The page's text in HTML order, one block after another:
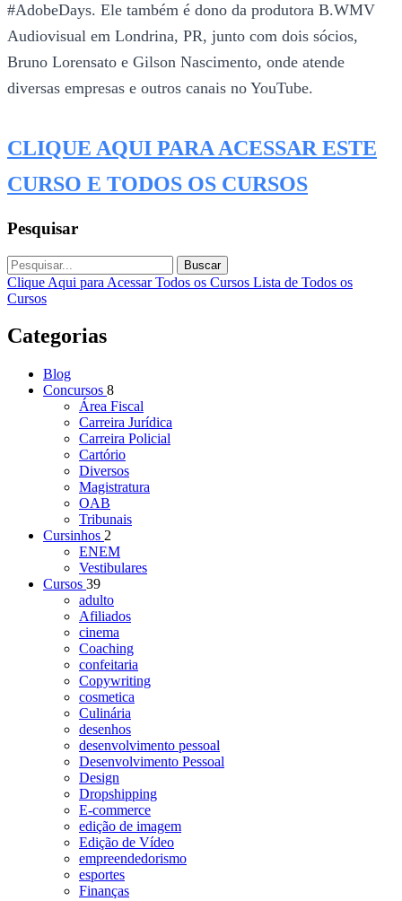
#AdobeDays. Ele também é dono da produtora B.WMV
Audiovisual em Londrina, PR, junto com dois sócios,
Bruno Lorensato e Gilson Nascimento, onde atende
diversas empresas e outros canais no YouTube.
CLIQUE AQUI PARA ACESSAR ESTE
CURSO E TODOS OS CURSOS
Pesquisar
Buscar
Clique Aqui para Acessar Todos os Cursos Lista de Todos os
Cursos
Categorias
Blog
Concursos 8
Área Fiscal
Carreira Jurídica
Carreira Policial
Cartório
Diversos
Magistratura
OAB
Tribunais
Cursinhos 2
ENEM
Vestibulares
Cursos 39
adulto
Afiliados
cinema
Coaching
confeitaria
Copywriting
cosmetica
Culinária
desenhos
desenvolvimento pessoal
Desenvolvimento Pessoal
Design
Dropshipping
E-commerce
edição de imagem
Edição de Vídeo
empreendedorismo
esportes
Finanças